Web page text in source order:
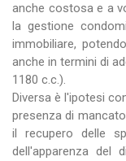
anche costosa e a
la gestione
immobiliare,
anche in termini di
1180 c.c.).
Diversa è l'ipotesi
presenza di
il recupero delle
dell'apparenza del